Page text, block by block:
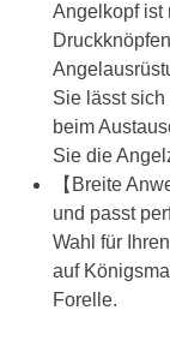
Angelkopf ist
Sie lässt
beim
Sie die
【Breite
und passt
Wahl für
auf
Forelle.